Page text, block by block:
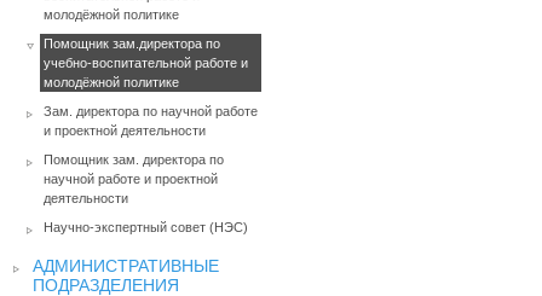
молодёжной политике
Помощник зам.директора по
учебно-воспитательной работе и
молодёжной политике
Зам. директора по научной работе
и проектной деятельности
Помощник зам. директора по
научной работе и проектной
деятельности
Научно-экспертный совет (НЭС)
АДМИНИСТРАТИВНЫЕ
ПОДРАЗДЕЛЕНИЯ